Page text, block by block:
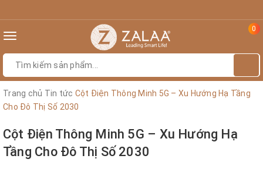
Toggle
0
Trang chủ Tin tức Cột Điện Thông Minh 5G – Xu Hướng Hạ Tầng
Cho Đô Thị Số 2030
Cột Điện Thông Minh 5G – Xu Hướng Hạ
Tầng Cho Đô Thị Số 2030